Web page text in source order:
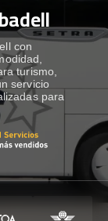
dropdown
dropdown
con
turismo,
servicio
para